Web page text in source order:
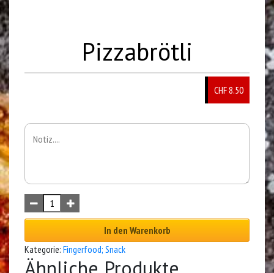
Pizzabrötli
CHF 8.50
In den Warenkorb
Kategorie: Fingerfood; Snack